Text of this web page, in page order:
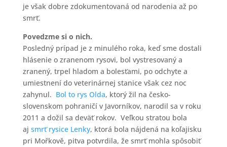
je však dobre zdokumentovaná od narodenia až po
smrť.
Povedzme si o nich.
Posledný prípad je z minulého roka, keď sme dostali
hlásenie o zranenom rysovi, bol vystresovaný a
zranený, trpel hladom a bolesťami, po odchyte a
umiestnení do veterinárnej stanice však cez noc
zahynul. Bol to rys Olda, ktorý žil na česko-
slovenskom pohraničí v Javorníkov, narodil sa v roku
2011 a dožil sa deväť rokov. Veľkou stratou bola
aj smrť rysice Lenky, ktorá bola nájdená na koľajisku
pri Mořkově, pitva potvrdila, že smrť mohla spôsobiť